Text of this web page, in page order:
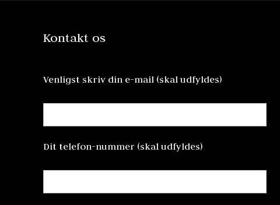
Kontakt os
Venligst skriv din e-mail (skal udfyldes)
Dit telefon-nummer (skal udfyldes)